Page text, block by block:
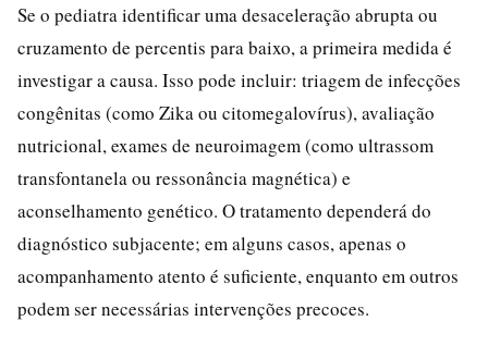
Se o pediatra identificar uma desaceleração abrupta ou
cruzamento de percentis para baixo, a primeira medida é
investigar a causa. Isso pode incluir: triagem de infecções
congênitas (como Zika ou citomegalovírus), avaliação
nutricional, exames de neuroimagem (como ultrassom
transfontanela ou ressonância magnética) e
aconselhamento genético. O tratamento dependerá do
diagnóstico subjacente; em alguns casos, apenas o
acompanhamento atento é suficiente, enquanto em outros
podem ser necessárias intervenções precoces.